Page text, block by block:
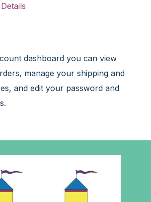
dashboard you can view
manage your shipping and
and edit your password and